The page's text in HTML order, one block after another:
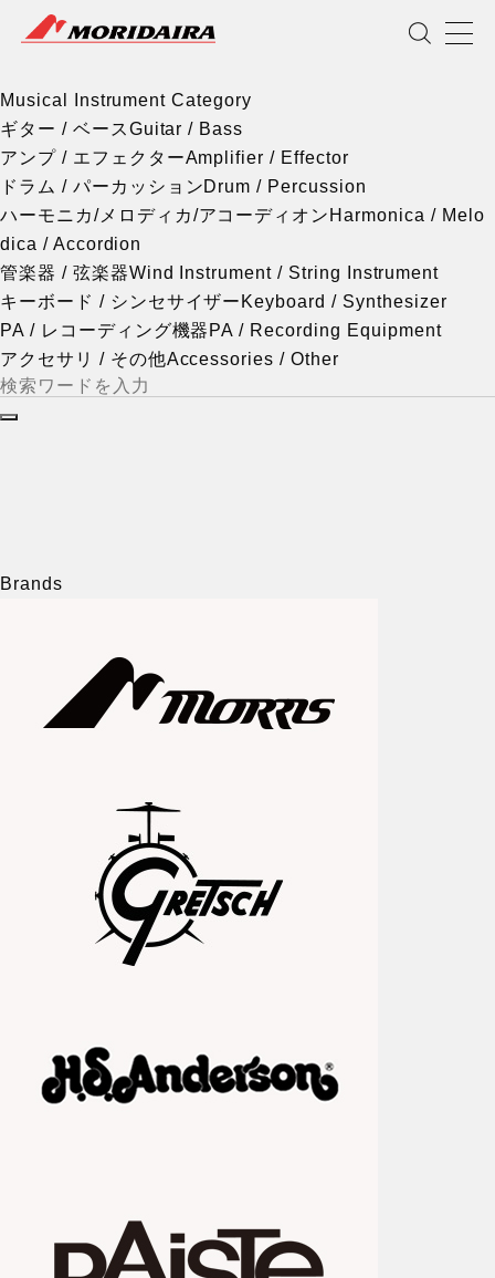
Musical Instrument Category
Scroll
Musical Instrument Category
ギター / ベースGuitar / Bass
アンプ / エフェクターAmplifier / Effector
ドラム / パーカッションDrum / Percussion
ハーモニカ/メロディカ/アコーディオン Harmonica / Melo
dica / Accordion
管楽器 / 弦楽器Wind Instrument / String Instrument
キーボード / シンセサイザー Keyboard / Synthesizer
PA / レコーディング機器 PA / Recording Equipment
アクセサリ / その他Accessories / Other
Brands